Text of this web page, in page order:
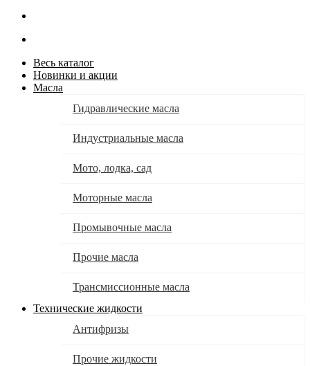
Весь каталог
Новинки и акции
Масла
Гидравлические масла
Индустриальные масла
Мото, лодка, сад
Моторные масла
Промывочные масла
Прочие масла
Трансмиссионные масла
Технические жидкости
Антифризы
Прочие жидкости